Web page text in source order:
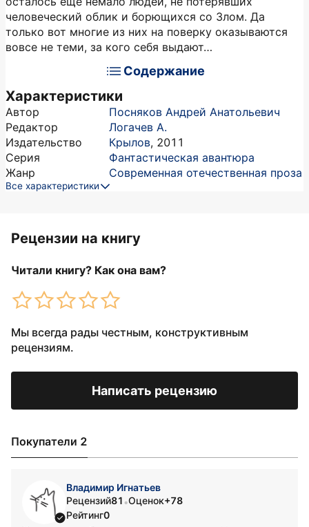
человеческий облик и борющихся со Злом. Да
только вот многие из них на поверку оказываются
вовсе не теми, за кого себя выдают…
Содержание
Характеристики
Автор
Посняков Андрей Анатольевич
Редактор
Логачев А.
Издательство
Крылов, 2011
Серия
Фантастическая авантюра
Жанр
Современная отечественная проза
Все характеристики
Рецензии на книгу
Читали книгу? Как она вам?
Мы всегда рады честным, конструктивным
рецензиям.
Написать рецензию
Покупатели 2
Владимир Игнатьев
Рецензий81 •Оценок+78
Рейтинг0